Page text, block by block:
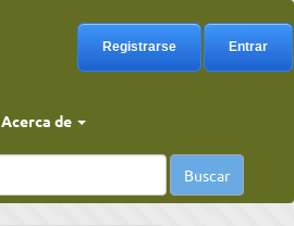
Registrarse Entrar
Acerca de
Buscar